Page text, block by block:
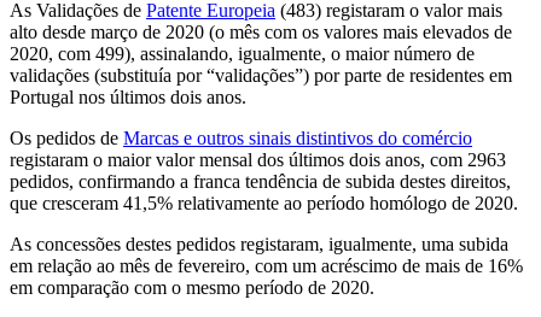
As Validações de Patente Europeia (483) registaram o valor mais
alto desde março de 2020 (o mês com os valores mais elevados de
2020, com 499), assinalando, igualmente, o maior número de
validações (substituía por “validações”) por parte de residentes em
Portugal nos últimos dois anos.
Os pedidos de Marcas e outros sinais distintivos do comércio
registaram o maior valor mensal dos últimos dois anos, com 2963
pedidos, confirmando a franca tendência de subida destes direitos,
que cresceram 41,5% relativamente ao período homólogo de 2020.
As concessões destes pedidos registaram, igualmente, uma subida
em relação ao mês de fevereiro, com um acréscimo de mais de 16%
em comparação com o mesmo período de 2020.